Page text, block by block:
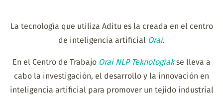
La tecnología que utiliza Aditu es la creada en el centro
de inteligencia artificial Orai.
En el Centro de Trabajo Orai NLP Teknologiakse lleva a
cabo la investigación, el desarrollo y la innovación en
inteligencia artificial para promover un tejido industrial